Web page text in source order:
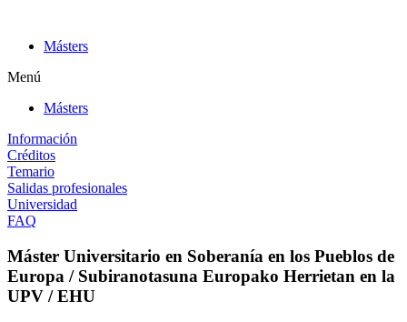
contenidoMásters
Menú
Másters
Información
Créditos
Temario
Salidas profesionales
Universidad
FAQ
Máster Universitario en Soberanía en los Pueblos de
Europa / Subiranotasuna Europako Herrietan en la
UPV / EHU